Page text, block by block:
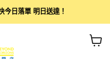
今日落單 明日送達！
查